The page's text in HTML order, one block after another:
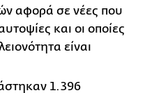
αφορά σε νέες που
και οι οποίες
είναι
1.396